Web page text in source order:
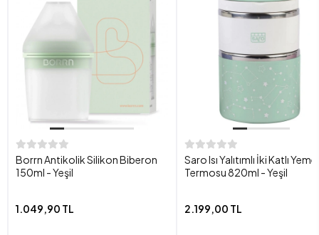
Borrn Antikolik Silikon Biberon
150ml - Yeşil
1.049,90 TL
Saro Isı Yalıtımlı İki Katlı
Termosu 820ml - Yeşil
2.199,00 TL